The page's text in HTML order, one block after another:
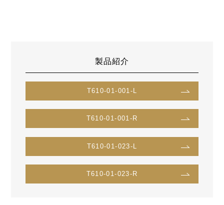
製品紹介
T610-01-001-L
T610-01-001-R
T610-01-023-L
T610-01-023-R